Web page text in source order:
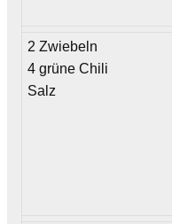
2 Zwiebeln
4 grüne Chili
Salz